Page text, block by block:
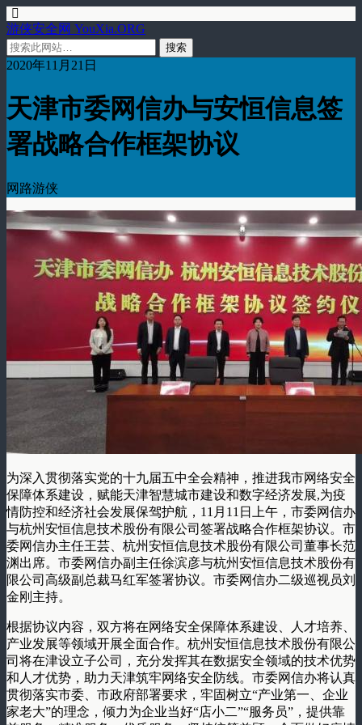
游侠安全网 YouXia.ORG
2020年11月21日
天津市委网信办与安恒信息签
署战略合作框架协议
网路游侠
为深入贯彻落实党的十九届五中全会精神，推进我市网络安全
保障体系建设，赋能天津智慧城市建设和数字经济发展,为疫
情防控和经济社会发展保驾护航，11月11日上午，市委网信办
与杭州安恒信息技术股份有限公司签署战略合作框架协议。市
委网信办主任王芸、杭州安恒信息技术股份有限公司董事长范
渊出席。市委网信办副主任徐滨彦与杭州安恒信息技术股份有
限公司高级副总裁马红军签署协议。市委网信办二级巡视员刘
金刚主持。
根据协议内容，双方将在网络安全保障体系建设、人才培养、
产业发展等领域开展全面合作。杭州安恒信息技术股份有限公
司将在津设立子公司，充分发挥其在数据安全领域的技术优势
和人才优势，助力天津筑牢网络安全防线。市委网信办将认真
贯彻落实市委、市政府部署要求，牢固树立“产业第一、企业
家老大”的理念，倾力为企业当好“店小二”“服务员”，提供靠